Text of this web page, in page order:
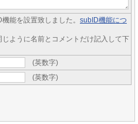
能を設置致しました。 subID機能につ
じように名前とコメントだけ記入して下
(英数字)
(英数字)